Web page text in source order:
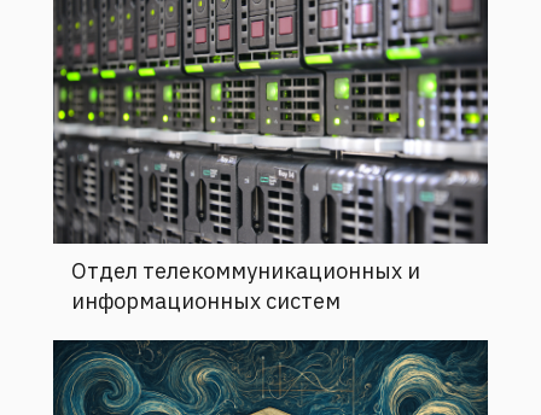
Отдел телекоммуникационных и
информационных систем